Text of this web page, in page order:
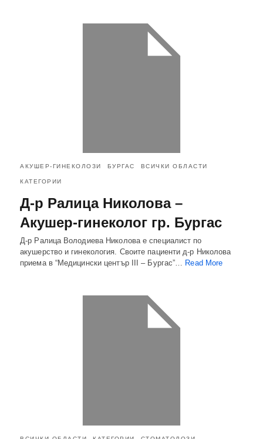
АКУШЕР-ГИНЕКОЛОЗИ БУРГАС ВСИЧКИ ОБЛАСТИ
КАТЕГОРИИ
Д-р Ралица Николова –
Акушер-гинеколог гр. Бургас
Д-р Ралица Володиева Николова е специалист по
акушерство и гинекология. Своите пациенти д-р Николова
приема в “Медицински център ІІІ – Бургас”… Read More